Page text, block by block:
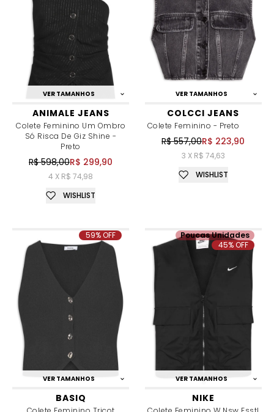
VER TAMANHOS
ANIMALE JEANS
Colete Feminino Um Ombro
Só Risca De Giz Shine -
Preto
R$ 598,00R$ 299,90
4 X R$ 74,98
WISHLIST
VER TAMANHOS
COLCCI JEANS
Colete Feminino - Preto
R$ 557,00R$ 223,90
3 X R$ 74,63
WISHLIST
VER TAMANHOS
BASIQ
59% OFF
VER TAMANHOS
NIKE
Poucas Unidades
45% OFF